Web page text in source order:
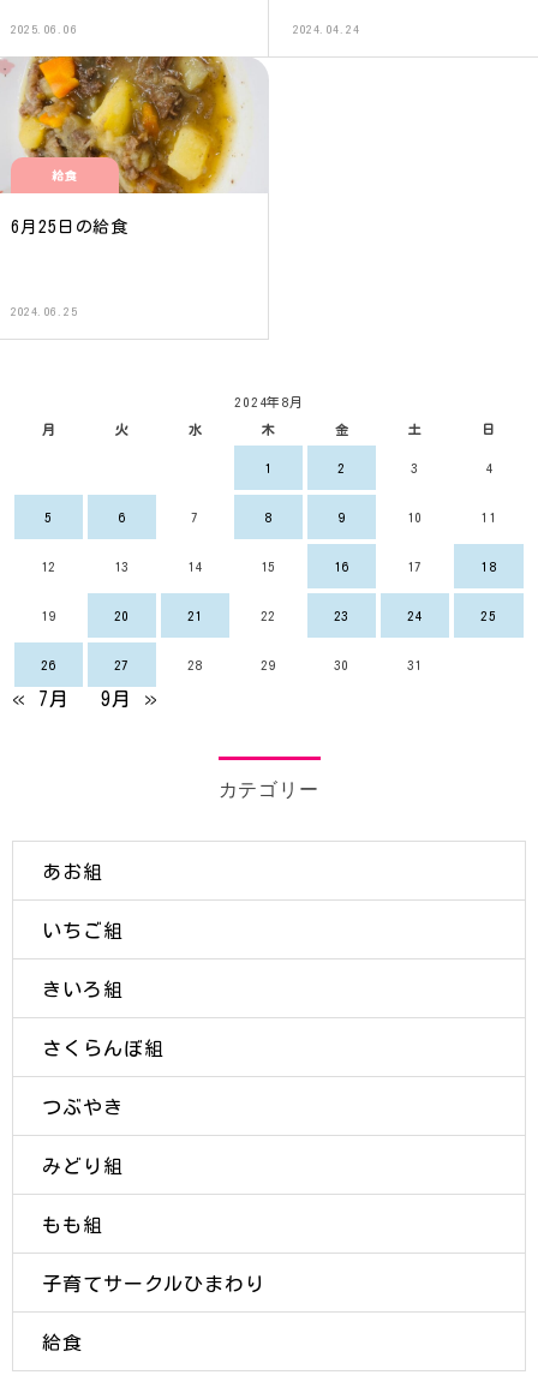
2025.06.06 2024.04.24
給食
6月25日の給食
2024.06.25
2024年8月
月 火 水 木 金 土 日
1 2 3 4
5 6 7 8 9 10 11
12 13 14 15 16 17 18
19 20 21 22 23 24 25
26 27 28 29 30 31
« 7月 9月 »
カテゴリー
あお組
いちご組
きいろ組
さくらんぼ組
つぶやき
みどり組
もも組
子育てサークルひまわり
給食